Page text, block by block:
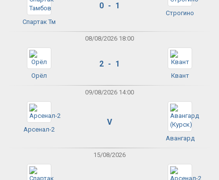
Спартак Тм
0 - 1
Строгино
08/08/2026 18:00
Орёл
2 - 1
Квант
09/08/2026 14:00
Арсенал-2
V
Авангард
15/08/2026